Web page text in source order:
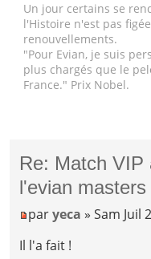
Un jour certains se
l'Histoire n'est pas
renouvellements.
"Pour Evian, je suis
plus chargés que le
France." Prix Nobel.
Re: Match VIP
l'evian masters
paryeca » Sam Juil
Il l'a fait !